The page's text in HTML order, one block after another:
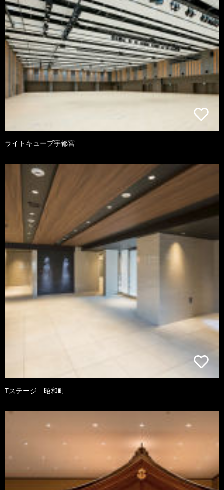
ライトキューブ宇都宮
Tステージ 昭和町